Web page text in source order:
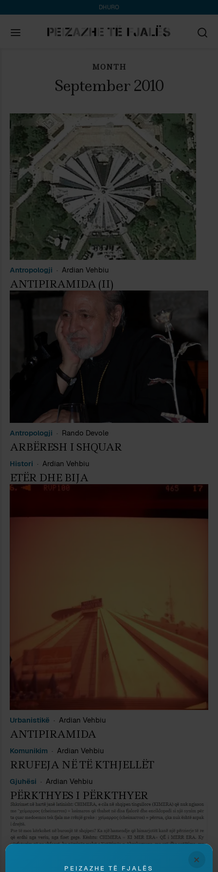
DHURO
MONTH
September 2010
Antropologji Ardian Vehbiu
ANTIPIRAMIDA (II)
Antropologji Rando Devole
ARBËRESH I SHQUAR
Histori Ardian Vehbiu
ETËR DHE BIJA
Urbanistikë Ardian Vehbiu
ANTIPIRAMIDA
Komunikim Ardian Vehbiu
RRUFEJA NË TË KTHJELLËT
Gjuhësi Ardian Vehbiu
PËRKTHYES I PËRKTHYER
×
PEIZAZHE TË FJALËS